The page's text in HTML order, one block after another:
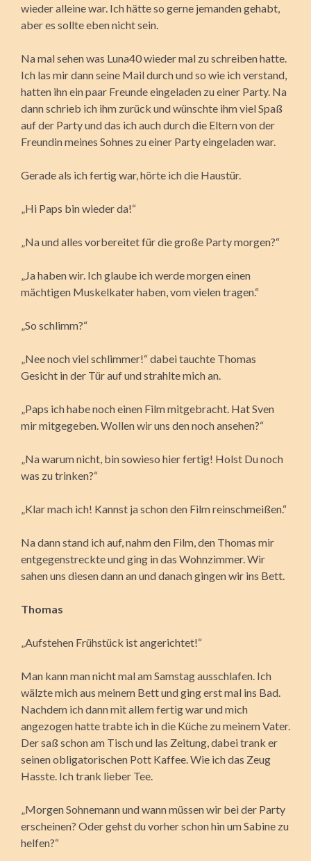
wieder alleine war. Ich hätte so gerne jemanden gehabt,
aber es sollte eben nicht sein.
Na mal sehen was Luna40 wieder mal zu schreiben hatte.
Ich las mir dann seine Mail durch und so wie ich verstand,
hatten ihn ein paar Freunde eingeladen zu einer Party. Na
dann schrieb ich ihm zurück und wünschte ihm viel Spaß
auf der Party und das ich auch durch die Eltern von der
Freundin meines Sohnes zu einer Party eingeladen war.
Gerade als ich fertig war, hörte ich die Haustür.
„Hi Paps bin wieder da!“
„Na und alles vorbereitet für die große Party morgen?“
„Ja haben wir. Ich glaube ich werde morgen einen
mächtigen Muskelkater haben, vom vielen tragen.“
„So schlimm?“
„Nee noch viel schlimmer!“ dabei tauchte Thomas
Gesicht in der Tür auf und strahlte mich an.
„Paps ich habe noch einen Film mitgebracht. Hat Sven
mir mitgegeben. Wollen wir uns den noch ansehen?“
„Na warum nicht, bin sowieso hier fertig! Holst Du noch
was zu trinken?“
„Klar mach ich! Kannst ja schon den Film reinschmeißen.“
Na dann stand ich auf, nahm den Film, den Thomas mir
entgegenstreckte und ging in das Wohnzimmer. Wir
sahen uns diesen dann an und danach gingen wir ins Bett.
Thomas
„Aufstehen Frühstück ist angerichtet!“
Man kann man nicht mal am Samstag ausschlafen. Ich
wälzte mich aus meinem Bett und ging erst mal ins Bad.
Nachdem ich dann mit allem fertig war und mich
angezogen hatte trabte ich in die Küche zu meinem Vater.
Der saß schon am Tisch und las Zeitung, dabei trank er
seinen obligatorischen Pott Kaffee. Wie ich das Zeug
Hasste. Ich trank lieber Tee.
„Morgen Sohnemann und wann müssen wir bei der Party
erscheinen? Oder gehst du vorher schon hin um Sabine zu
helfen?“